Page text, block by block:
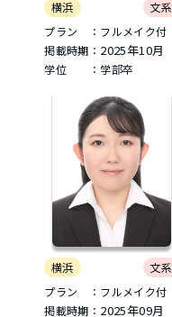
横浜
文系
プラン ：フルメイク付
掲載時期： 2025年10月
学位 ：学部卒
横浜
文系
プラン ：フルメイク付
掲載時期： 2025年09月